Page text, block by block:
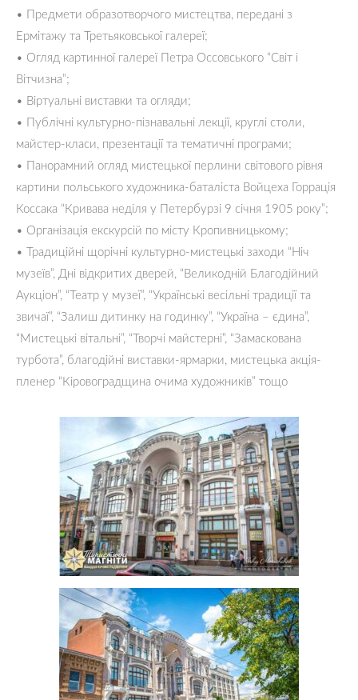
• Предмети образотворчого мистецтва, передані з
Ермітажу та Третьяковської галереї;
• Огляд картинної галереї Петра Оссовського “Світ і
Вітчизна”;
• Віртуальні виставки та огляди;
• Публічні культурно-пізнавальні лекції, круглі столи,
майстер-класи, презентації та тематичні програми;
• Панорамний огляд мистецької перлини світового рівня
картини польського художника-баталіста Войцеха Горрація
Коссака “Кривава неділя у Петербурзі 9 січня 1905 року”;
• Організація екскурсій по місту Кропивницькому;
• Традиційні щорічні культурно-мистецькі заходи “Ніч
музеїв”, Дні відкритих дверей, “Великодній Благодійний
Аукціон”, “Театр у музеї”, “Українські весільні традиції та
звичаї”, “Залиш дитинку на годинку”, “Україна – єдина”,
“Мистецькі вітальні”, “Творчі майстерні”, “Замаскована
турбота”, благодійні виставки-ярмарки, мистецька акція-
пленер “Кіровоградщина очима художників” тощо